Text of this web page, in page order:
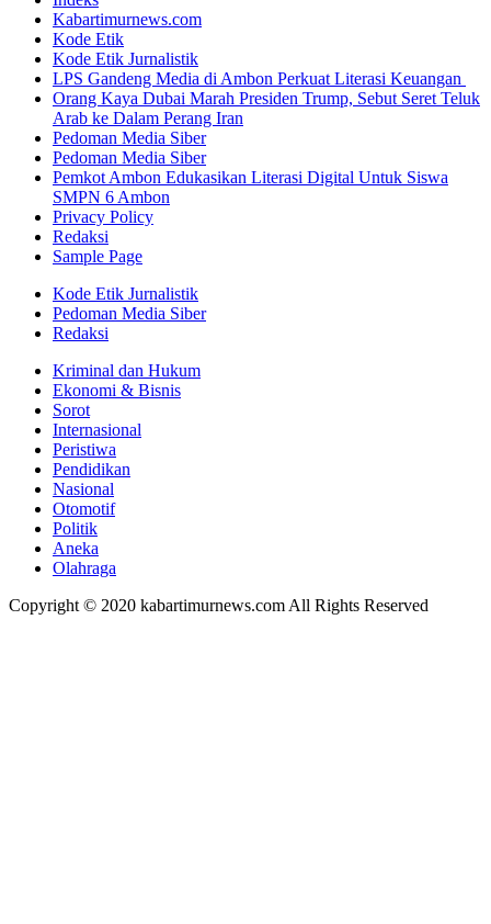
Kabartimurnews.com
Kode Etik
Kode Etik Jurnalistik
LPS Gandeng Media di Ambon Perkuat Literasi Keuangan
Orang Kaya Dubai Marah Presiden Trump, Sebut Seret Teluk
Arab ke Dalam Perang Iran
Pedoman Media Siber
Pedoman Media Siber
Pemkot Ambon Edukasikan Literasi Digital Untuk Siswa
SMPN 6 Ambon
Privacy Policy
Redaksi
Sample Page
Kode Etik Jurnalistik
Pedoman Media Siber
Redaksi
Kriminal dan Hukum
Ekonomi & Bisnis
Sorot
Internasional
Peristiwa
Pendidikan
Nasional
Otomotif
Politik
Aneka
Olahraga
Copyright © 2020 kabartimurnews.com All Rights Reserved